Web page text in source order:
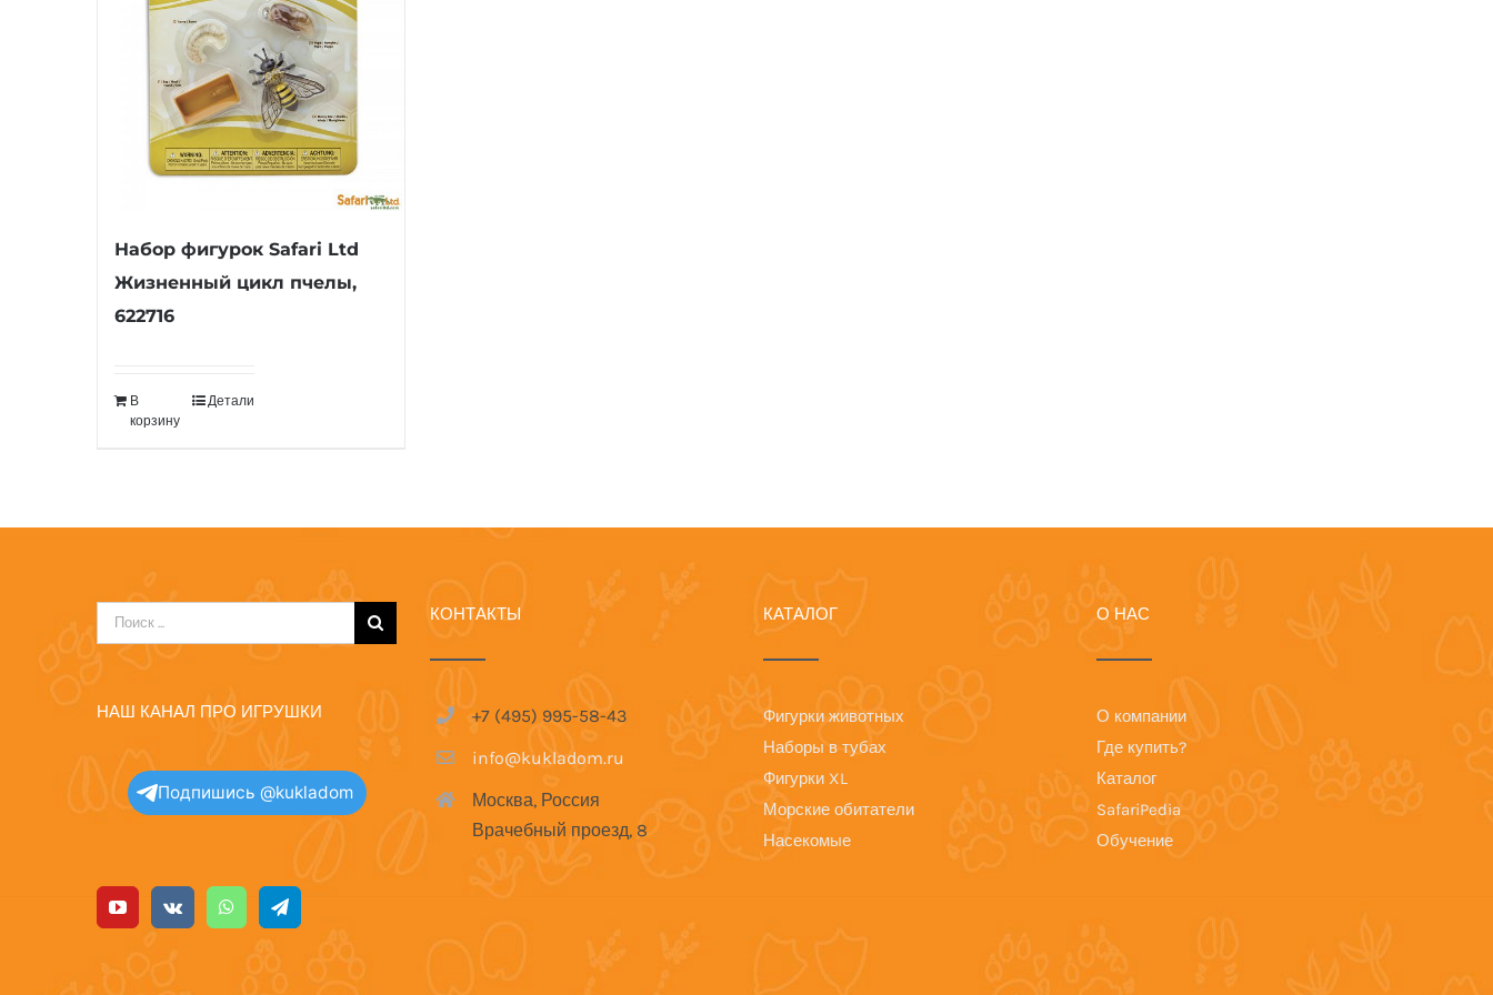
Набор фигурок Safari Ltd
Жизненный цикл пчелы,
622716
В
корзину
Детали
Результат
поиска:
НАШ КАНАЛ ПРО ИГРУШКИ
Подпишись @kukladom
КОНТАКТЫ
+7 (495) 995-58-43
info@kukladom.ru
Москва, Россия
Врачебный проезд, 8
КАТАЛОГ
Фигурки животных
Наборы в тубах
Фигурки XL
Морские обитатели
Насекомые
О НАС
О компании
Где купить?
Каталог
SafariPedia
Обучение